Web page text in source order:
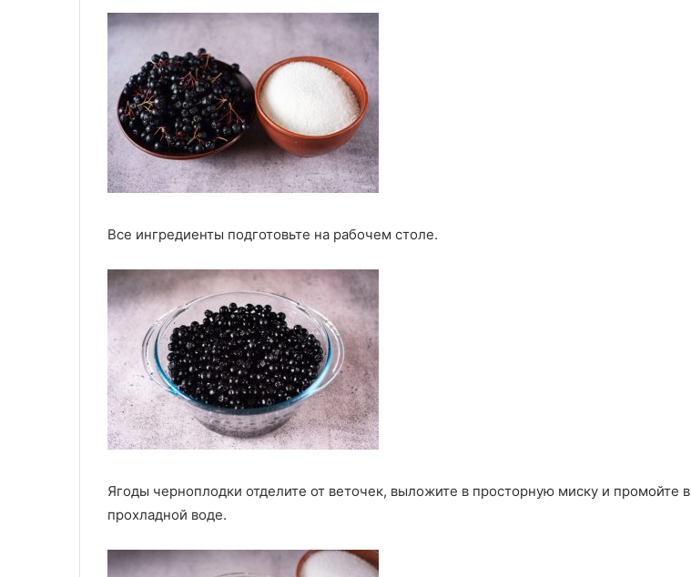
Все ингредиенты подготовьте на рабочем столе.
Ягоды черноплодки отделите от веточек, выложите в просторную миску и промойте в
прохладной воде.